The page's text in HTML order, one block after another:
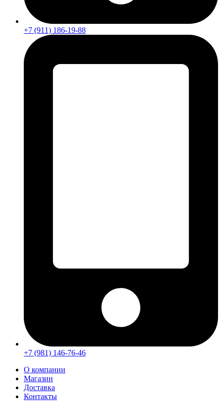
+7 (911) 186-19-88
+7 (981) 146-76-46
О компании
Магазин
Доставка
Контакты